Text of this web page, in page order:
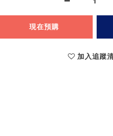
現在預購
加入追蹤